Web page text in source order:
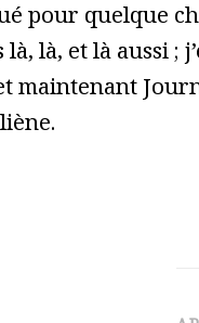
pour quelque
là, et là aussi ;
maintenant